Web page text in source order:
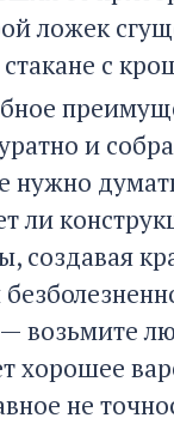
ложек
с
и
нужно
ли
создавая
возьмите
хорошее
не